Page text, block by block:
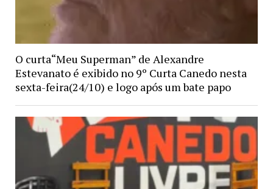
O curta“Meu Superman” de Alexandre
Estevanato é exibido no 9º Curta Canedo nesta
sexta-feira(24/10) e logo após um bate papo